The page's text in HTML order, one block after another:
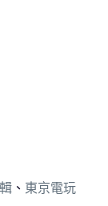
、 東京電玩